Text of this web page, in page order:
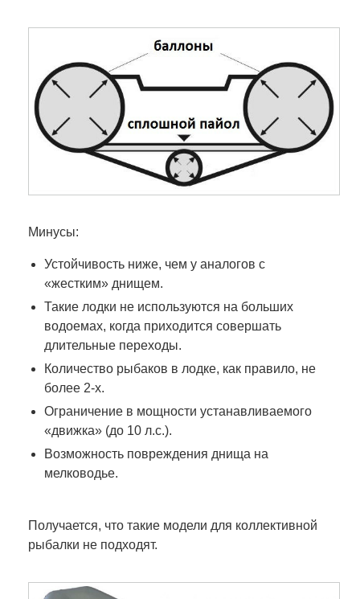
Минусы:
Устойчивость ниже, чем у аналогов с
«жестким» днищем.
Такие лодки не используются на больших
водоемах, когда приходится совершать
длительные переходы.
Количество рыбаков в лодке, как правило, не
более 2-х.
Ограничение в мощности устанавливаемого
«движка» (до 10 л.с.).
Возможность повреждения днища на
мелководье.
Получается, что такие модели для коллективной
рыбалки не подходят.